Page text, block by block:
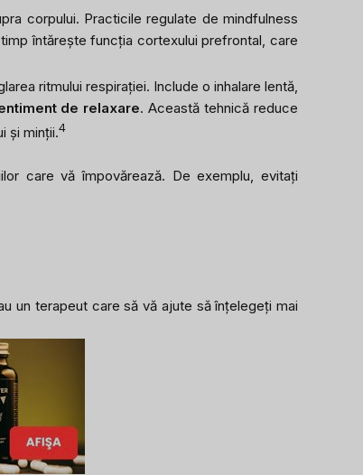
corpului. Practicile regulate de mindfulness
întărește funcția cortexului prefrontal, care
ritmului respirației. Include o inhalare lentă,
de relaxare. Această tehnică reduce
și minții.4
care vă împovărează. De exemplu, evitați
un terapeut care să vă ajute să înțelegeți mai